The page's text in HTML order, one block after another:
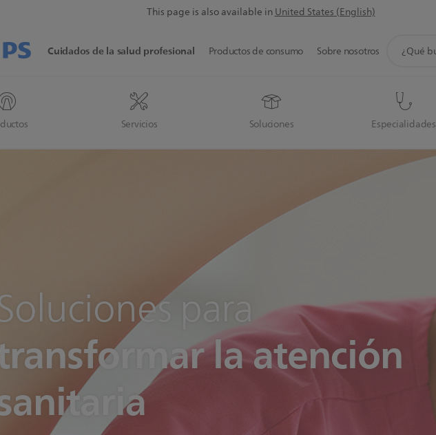
This page is also available inUnited States (English)
Cuidados de la salud profesional
Servicios Soluciones Especialidades
Productos de consumo Sobre nosotros
búsqueda
para
la atención